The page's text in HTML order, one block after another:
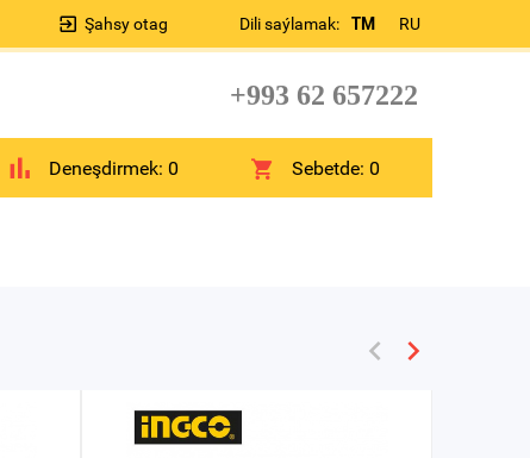
Dili saýlamak: TM RU
Şahsy otag
+993 62 657222
Deneşdirmek: 0 Sebetde:0